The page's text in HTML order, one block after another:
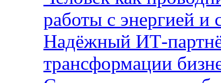
работы с энергией и
Надёжный ИТ-
трансформации